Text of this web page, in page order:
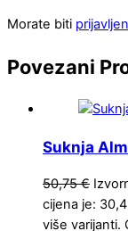
Morate biti
Povezani
Suknja
50,75€
cijena je:
više varijanti.